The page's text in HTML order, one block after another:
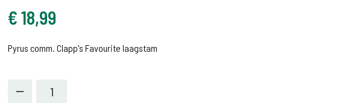
€18,99
Pyrus comm. Clapp's Favourite laagstam